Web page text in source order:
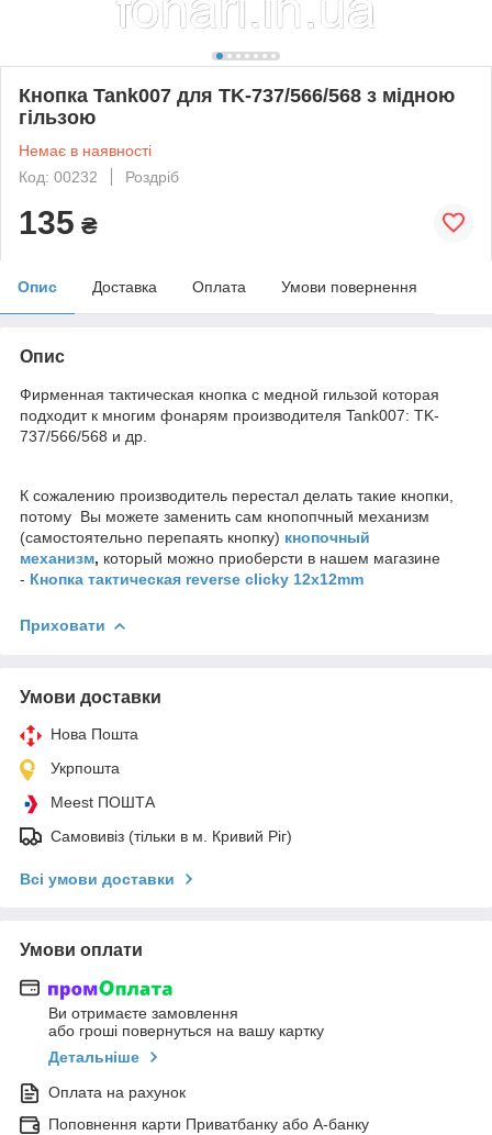
Кнопка Tank007 для TK-737/566/568 з мідною
гільзою
Немає в наявності
Код: 00232
Роздріб
135 ₴
Опис Доставка Оплата Умови повернення
Опис
Фирменная тактическая кнопка с медной гильзой которая
подходит к многим фонарям производителя Tank007: TK-
737/566/568 и др.
К сожалению производитель перестал делать такие кнопки,
потому Вы можете заменить сам кнопопчный механизм
(самостоятельно перепаять кнопку) кнопочный
механизм, который можно приоберсти в нашем магазине
- Кнопка тактическая reverse clicky 12x12mm
Приховати
Умови доставки
Нова Пошта
Укрпошта
Meest ПОШТА
Самовивіз (тільки в м. Кривий Ріг)
Всі умови доставки
Умови оплати
Ви отримаєте замовлення
або гроші повернуться на вашу картку
Детальніше
Оплата на рахунок
Поповнення карти Приватбанку або А-банку